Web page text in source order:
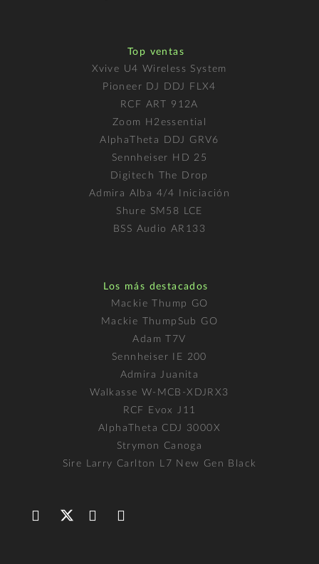
Top ventas
Xvive U4 Wireless System
Pioneer DJ DDJ FLX4
RCF ART 912A
Zoom H2essential
AlphaTheta DDJ GRV6
Sennheiser HD 25
Digitech The Drop
Admira Alba 4/4 Iniciación
Shure SM58 LCE
BSS Audio AR133
Los más destacados
Mackie Thump GO
Mackie ThumpSub GO
Adam T7V
Sennheiser IE 200
Admira Juanita
Walkasse W-MCB-XDJRX3
RCF Evox J11
AlphaTheta CDJ 3000X
Strymon Canoga
Sire Larry Carlton L7 New Gen Black